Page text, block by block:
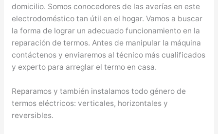
domicilio. Somos conocedores de las averías en este
electrodoméstico tan útil en el hogar. Vamos a buscar
la forma de lograr un adecuado funcionamiento en la
reparación de termos. Antes de manipular la máquina
contáctenos y enviaremos al técnico más cualificados
y experto para arreglar el termo en casa.
Reparamos y también instalamos todo género de
termos eléctricos: verticales, horizontales y
reversibles.